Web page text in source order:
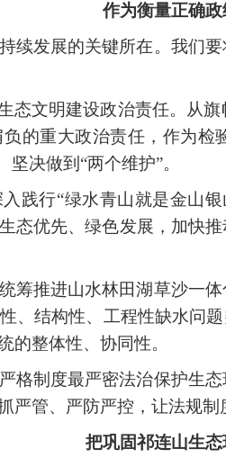
作为衡量正确
续发展的关键所在。我们
态文明建设政治责任。从
的重大政治责任，作为
决做到“两个维护”。
践行“绿水青山就是金山
态优先、绿色发展，加快
筹推进山水林田湖草沙一
、结构性、工程性缺水问
的整体性、协同性。
格制度最严密法治保护生
严管、严防严控，让法规制
把巩固祁连山生